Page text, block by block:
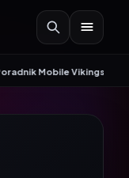
Vikings•Wracamy